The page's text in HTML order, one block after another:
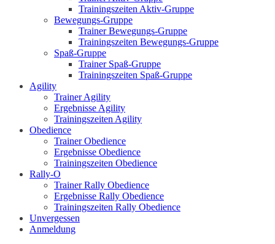
Trainingszeiten Aktiv-Gruppe
Bewegungs-Gruppe
Trainer Bewegungs-Gruppe
Trainingszeiten Bewegungs-Gruppe
Spaß-Gruppe
Trainer Spaß-Gruppe
Trainingszeiten Spaß-Gruppe
Agility
Trainer Agility
Ergebnisse Agility
Trainingszeiten Agility
Obedience
Trainer Obedience
Ergebnisse Obedience
Trainingszeiten Obedience
Rally-O
Trainer Rally Obedience
Ergebnisse Rally Obedience
Trainingszeiten Rally Obedience
Unvergessen
Anmeldung